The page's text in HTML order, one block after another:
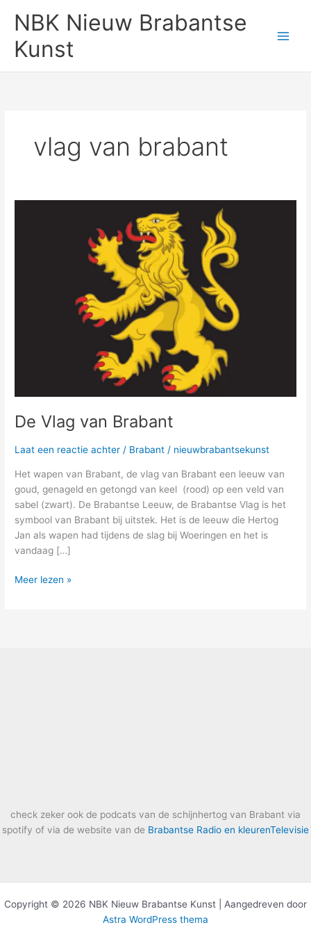
naar
inhoud
NBK Nieuw Brabantse
Kunst
vlag van brabant
De Vlag van Brabant
Laat een reactie achter / Brabant / nieuwbrabantsekunst
Het wapen van Brabant, de vlag van Brabant een leeuw van
goud, genageld en getongd van keel (rood) op een veld van
sabel (zwart). De Brabantse Leeuw, de Brabantse Vlag is het
symbool van Brabant bij uitstek. Het is de leeuw die Hertog
Jan als wapen had tijdens de slag bij Woeringen en het is
vandaag […]
Meer lezen »
check zeker ook de podcats van de schijnhertog van Brabant via
spotify of via de website van de Brabantse Radio en kleurenTelevisie
Copyright © 2026 NBK Nieuw Brabantse Kunst | Aangedreven door
Astra WordPress thema